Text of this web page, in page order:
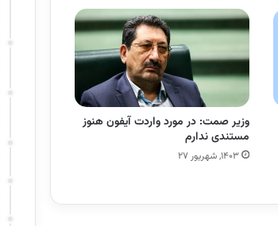
وزیر صمت: در مورد واردت آیفون هنوز
مستندی ندارم
۱۴۰۳, شهریور ۲۷